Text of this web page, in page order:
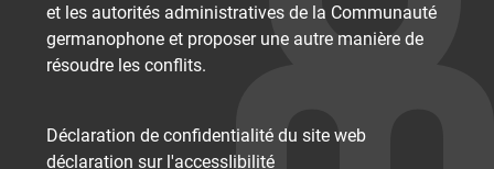
et les autorités administratives de la Communauté
germanophone et proposer une autre manière de
résoudre les conflits.
Déclaration de confidentialité du site web
déclaration sur l'accessIibilité